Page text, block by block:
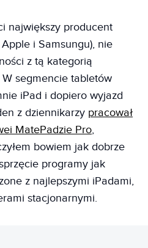
największy producent
i Samsungu), nie
z tą kategorią
segmencie tabletów
iPad i dopiero wyjazd
z dziennikarzy pracował
MatePadzie Pro,
bowiem jak dobrze
programy jak
z najlepszymi iPadami,
stacjonarnymi.